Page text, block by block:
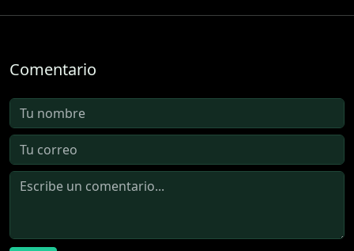
Comentario